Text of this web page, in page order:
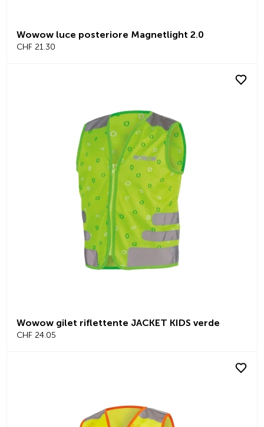
Wowow luce posteriore Magnetlight 2.0
CHF 21.30
Wowow gilet riflettente JACKET KIDS verde
CHF 24.05